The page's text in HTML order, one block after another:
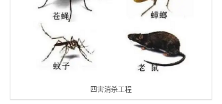
四害消杀工程